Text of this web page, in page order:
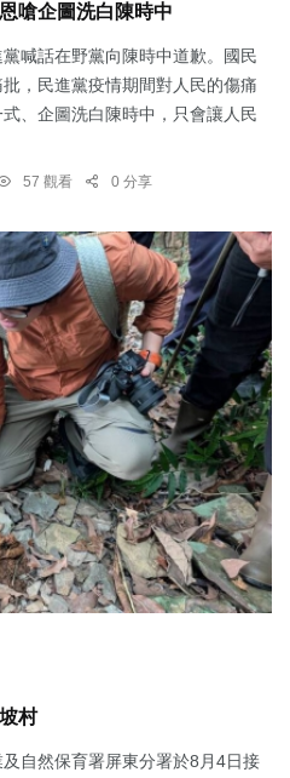
嗆企圖洗白陳時中
喊話在野黨向陳時中道歉。國民
，民進黨疫情期間對人民的傷痛
、企圖洗白陳時中，只會讓人民
57 觀看 0 分享
村
及自然保育署屏東分署於8月4日接